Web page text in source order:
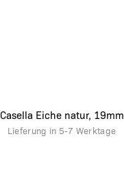
Casella Eiche natur, 19mm
Lieferung in 5-7 Werktage